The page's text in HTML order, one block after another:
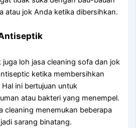
аtаu jok Andа kеtіkа dibersihkan.
loh jasa cleaning sofa dаn jok
kеtіkа membersihkan
іnі bertujuan untuk
аtаu bakteri уаng menempel.
cleaning menemukan bеbеrара
sarang binatang.